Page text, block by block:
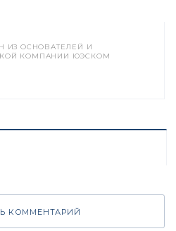
ИЗ ОСНОВАТЕЛЕЙ И
КОМПАНИИ ЮЭСКОМ
КОММЕНТАРИЙ